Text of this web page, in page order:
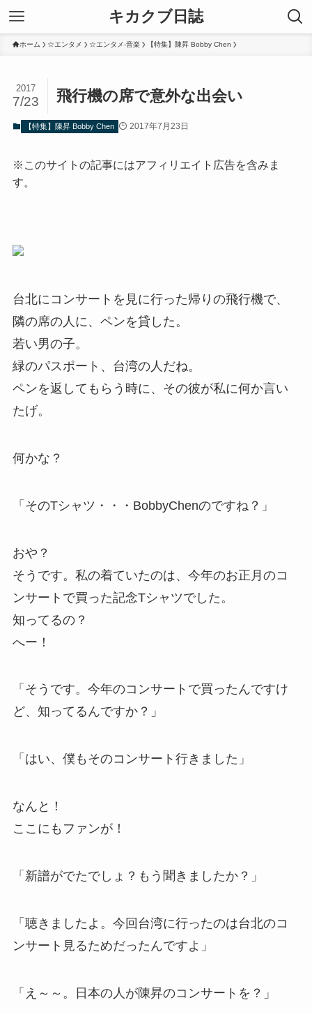
キカクブ日誌
ホーム ☆エンタメ ☆エンタメ-音楽 【特集】陳昇 Bobby Chen
飛行機の席で意外な出会い
2017
7/23
【特集】陳昇 Bobby Chen 2017年7月23日
※このサイトの記事にはアフィリエイト広告を含みま
す。
台北にコンサートを見に行った帰りの飛行機で、
隣の席の人に、ペンを貸した。
若い男の子。
緑のパスポート、台湾の人だね。
ペンを返してもらう時に、その彼が私に何か言い
たげ。
何かな？
「そのTシャツ・・・BobbyChenのですね？」
おや？
そうです。私の着ていたのは、今年のお正月のコ
ンサートで買った記念Tシャツでした。
知ってるの？
へー！
「そうです。今年のコンサートで買ったんですけ
ど、知ってるんですか？」
「はい、僕もそのコンサート行きました」
なんと！
ここにもファンが！
「新譜がでたでしょ？もう聞きましたか？」
「聴きましたよ。今回台湾に行ったのは台北のコ
ンサート見るためだったんですよ」
「え～～。日本の人が陳昇のコンサートを？」